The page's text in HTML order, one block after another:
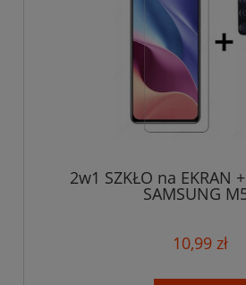
2w1 SZKŁO na EKRAN
SAMSUNG
10,99 zł